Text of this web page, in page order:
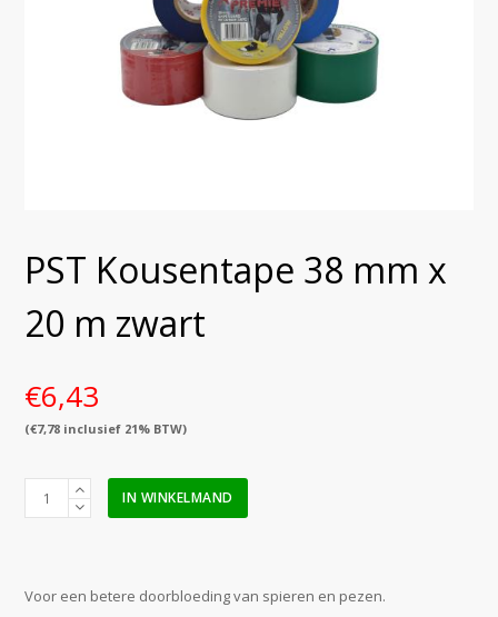
PST Kousentape 38 mm x
20 m zwart
€6,43
(€7,78 inclusief 21% BTW)
Kousentape
20
IN WINKELMAND
Voor een betere doorbloeding van spieren en pezen.